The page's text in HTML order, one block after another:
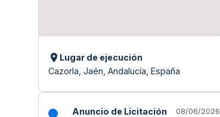
Lugar de ejecución
Cazorla, Jaén, Andalucía, España
Anuncio de Licitación
08/06/2026